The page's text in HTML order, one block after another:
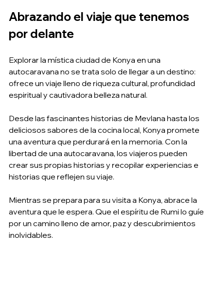
Abrazando el viaje que tenemos
por delante
Explorar la mística ciudad de Konya en una
autocaravana no se trata solo de llegar a un destino:
ofrece un viaje lleno de riqueza cultural, profundidad
espiritual y cautivadora belleza natural.
Desde las fascinantes historias de Mevlana hasta los
deliciosos sabores de la cocina local, Konya promete
una aventura que perdurará en la memoria. Con la
libertad de una autocaravana, los viajeros pueden
crear sus propias historias y recopilar experiencias e
historias que reflejen su viaje.
Mientras se prepara para su visita a Konya, abrace la
aventura que le espera. Que el espíritu de Rumi lo guíe
por un camino lleno de amor, paz y descubrimientos
inolvidables.